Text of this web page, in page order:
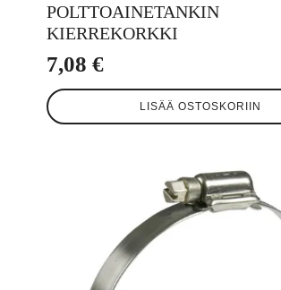
POLTTOAINETANKIN
KIERREKORKKI
7,08 €
LISÄÄ OSTOSKORIIN